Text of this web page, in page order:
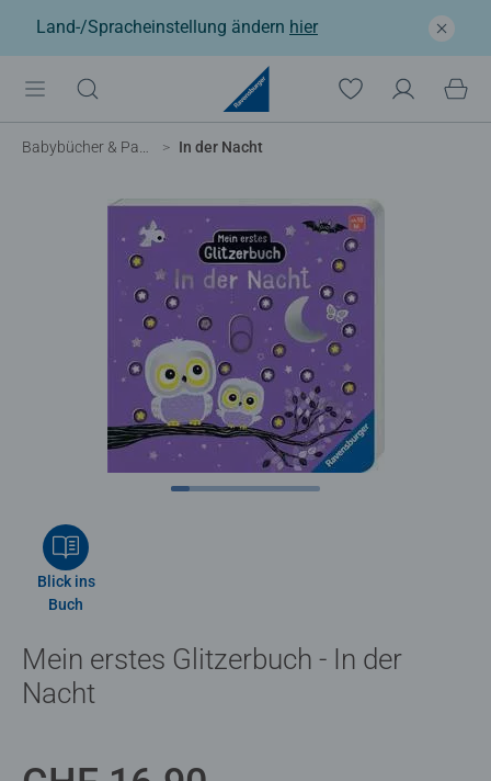
Land-/Spracheinstellung ändern hier
Babybücher & Pappbilderbücher In der Nacht
Blick ins
Buch
Mein erstes Glitzerbuch - In der
Nacht